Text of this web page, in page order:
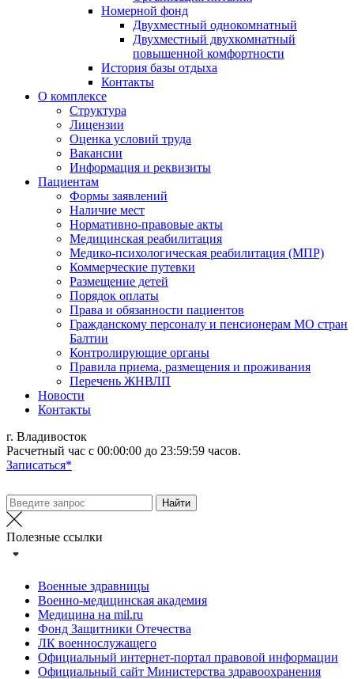
Номерной фонд
Двухместный однокомнатный
Двухместный двухкомнатный
повышенной комфортности
История базы отдыха
Контакты
О комплексе
Структура
Лицензии
Оценка условий труда
Вакансии
Информация и реквизиты
Пациентам
Формы заявлений
Наличие мест
Нормативно-правовые акты
Медицинская реабилитация
Медико-психологическая реабилитация (МПР)
Коммерческие путевки
Размещение детей
Порядок оплаты
Права и обязанности пациентов
Гражданскому персоналу и пенсионерам МО стран
Балтии
Контролирующие органы
Правила приема, размещения и проживания
Перечень ЖНВЛП
Новости
Контакты
г. Владивосток
Расчетный час с 00:00:00 до 23:59:59 часов.
Записаться*
Полезные ссылки
Военные здравницы
Военно-медицинская академия
Медицина на mil.ru
Фонд Защитники Отечества
ЛК военнослужащего
Официальный интернет-портал правовой информации
Официальный сайт Министерства здравоохранения